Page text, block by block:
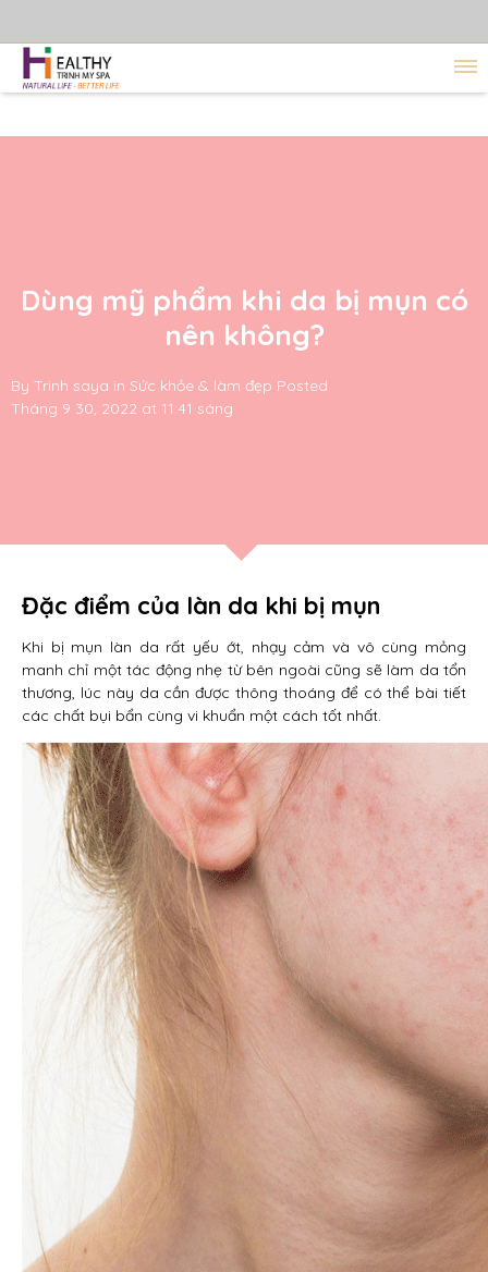
Dùng mỹ phẩm khi da bị mụn có
nên không?
By Trinh saya in Sức khỏe & làm đẹp Posted
Tháng 9 30, 2022 at 11:41 sáng
Đặc điểm của làn da khi bị mụn
Khi bị mụn làn da rất yếu ớt, nhạy cảm và vô cùng mỏng
manh chỉ một tác động nhẹ từ bên ngoài cũng sẽ làm da tổn
thương, lúc này da cần được thông thoáng để có thể bài tiết
các chất bụi bẩn cùng vi khuẩn một cách tốt nhất.